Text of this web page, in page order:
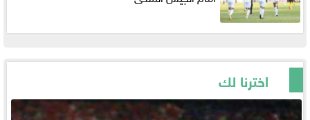
اخترنا لك